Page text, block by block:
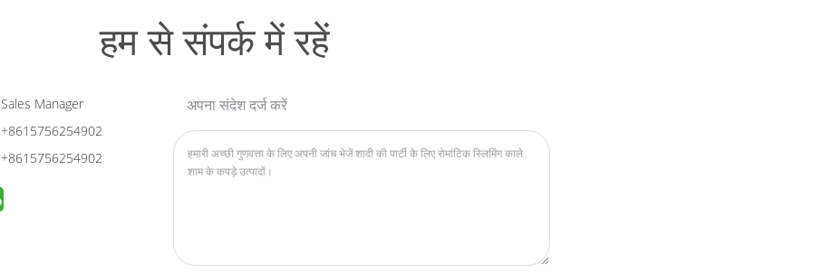
हम से संपर्क में रहें
Sales Manager
+8615756254902
+8615756254902
अपना संदेश दर्ज करें